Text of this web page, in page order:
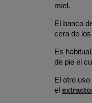
miel.
El banco
cera de
Es
de pie el
El otro
el